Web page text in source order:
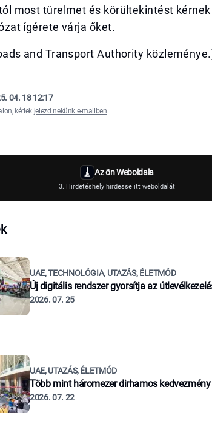
most türelmet és körültekintést
ígérete várja őket.
and Transport Authority
04. 18 12:17
kérlek jelezd nekünk e-mailben.
Az ön Weboldala
3. Hirdetéshely hirdesse itt weboldalát
UAE, TECHNOLÓGIA, UTAZÁS, ÉLETMÓD
Új digitális rendszer gyorsítja az
2026. 07. 25
UAE, UTAZÁS, ÉLETMÓD
Több mint háromezer dirhamos
2026. 07. 22